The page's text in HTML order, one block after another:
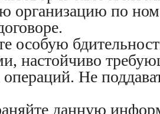
организацию по
особую
настойчиво
Не
данную